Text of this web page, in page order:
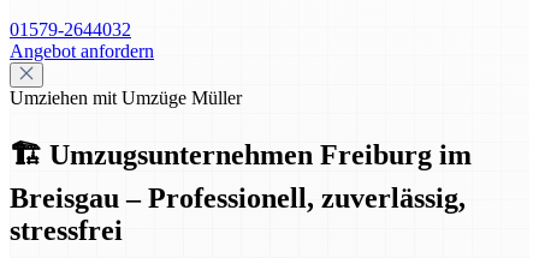
01579-2644032
Angebot anfordern
Umziehen mit Umzüge Müller
🏗️ Umzugsunternehmen Freiburg im
Breisgau – Professionell, zuverlässig,
stressfrei